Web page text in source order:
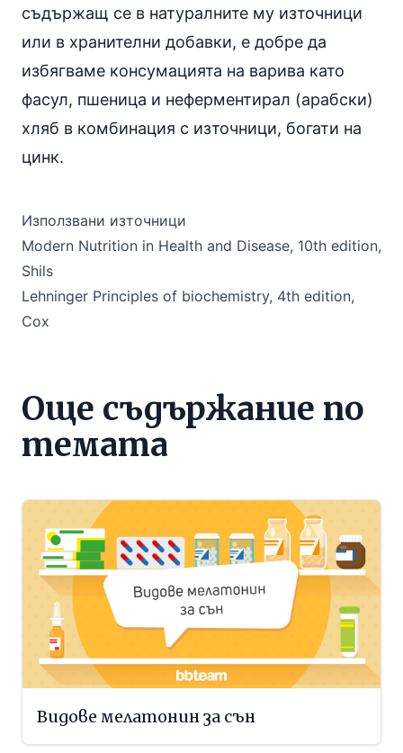
съдържащ се в натуралните му източници
или в хранителни добавки, е добре да
избягваме консумацията на варива като
фасул, пшеница и неферментирал (арабски)
хляб в комбинация с източници, богати на
цинк.
Използвани източници
Modern Nutrition in Health and Disease, 10th edition,
Shils
Lehninger Principles of biochemistry, 4th edition,
Cox
Още съдържание по
темата
Видове мелатонин за сън